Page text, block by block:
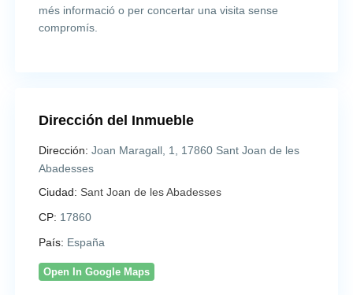
més informació o per concertar una visita sense
compromís.
Dirección del Inmueble
Dirección: Joan Maragall, 1, 17860 Sant Joan de les
Abadesses
Ciudad: Sant Joan de les Abadesses
CP: 17860
País: España
Open In Google Maps